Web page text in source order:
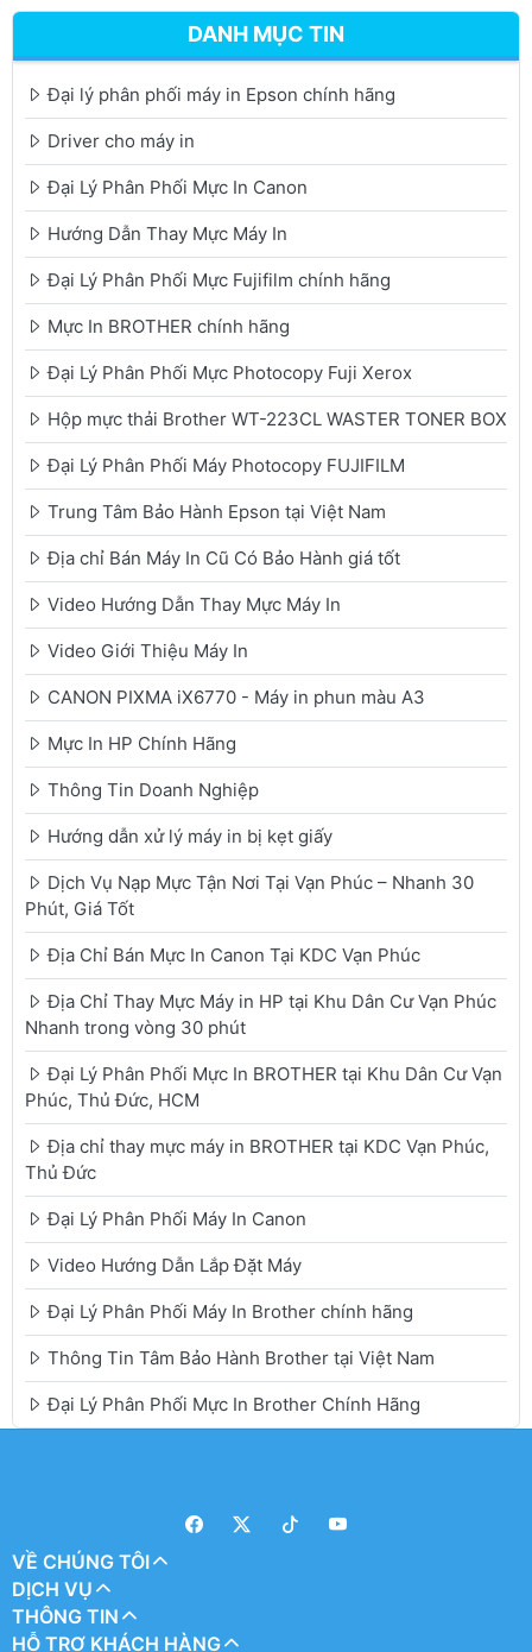
DANH MỤC TIN
Đại lý phân phối máy in Epson chính hãng
Driver cho máy in
Đại Lý Phân Phối Mực In Canon
Hướng Dẫn Thay Mực Máy In
Đại Lý Phân Phối Mực Fujifilm chính hãng
Mực In BROTHER chính hãng
Đại Lý Phân Phối Mực Photocopy Fuji Xerox
Hộp mực thải Brother WT-223CL WASTER TONER BOX
Đại Lý Phân Phối Máy Photocopy FUJIFILM
Trung Tâm Bảo Hành Epson tại Việt Nam
Địa chỉ Bán Máy In Cũ Có Bảo Hành giá tốt
Video Hướng Dẫn Thay Mực Máy In
Video Giới Thiệu Máy In
CANON PIXMA iX6770 - Máy in phun màu A3
Mực In HP Chính Hãng
Thông Tin Doanh Nghiệp
Hướng dẫn xử lý máy in bị kẹt giấy
Dịch Vụ Nạp Mực Tận Nơi Tại Vạn Phúc – Nhanh 30
Phút, Giá Tốt
Địa Chỉ Bán Mực In Canon Tại KDC Vạn Phúc
Địa Chỉ Thay Mực Máy in HP tại Khu Dân Cư Vạn Phúc
Nhanh trong vòng 30 phút
Đại Lý Phân Phối Mực In BROTHER tại Khu Dân Cư Vạn
Phúc, Thủ Đức, HCM
Địa chỉ thay mực máy in BROTHER tại KDC Vạn Phúc,
Thủ Đức
Đại Lý Phân Phối Máy In Canon
Video Hướng Dẫn Lắp Đặt Máy
Đại Lý Phân Phối Máy In Brother chính hãng
Thông Tin Tâm Bảo Hành Brother tại Việt Nam
Đại Lý Phân Phối Mực In Brother Chính Hãng
VỀ CHÚNG TÔI
DỊCH VỤ
THÔNG TIN
HỖ TRỢ KHÁCH HÀNG